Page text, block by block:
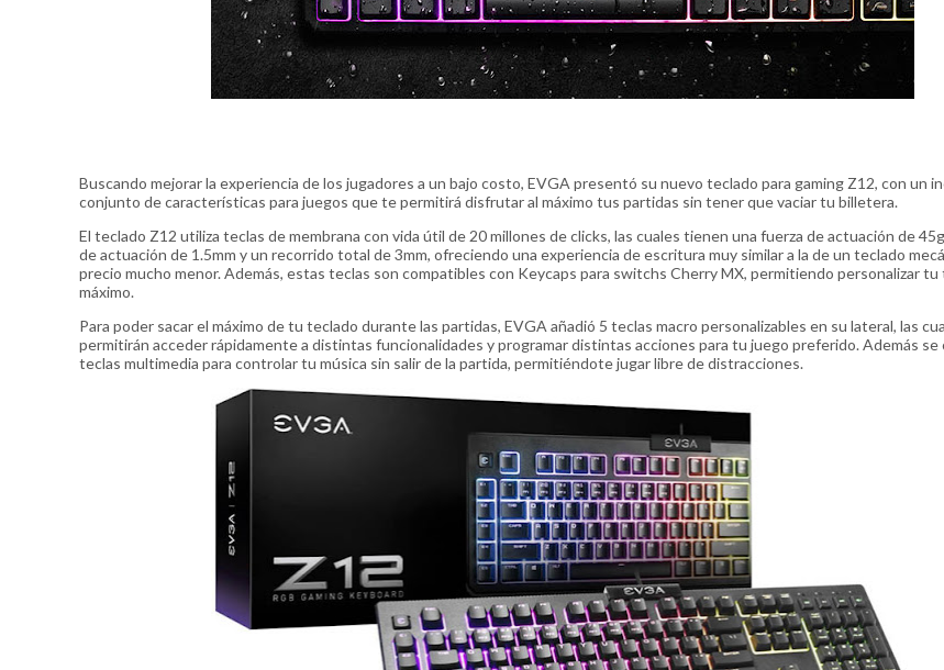
Buscando mejorar la experiencia de los jugadores a un bajo costo, EVGA presentó su nuevo teclado para gaming Z12, con un
conjunto de características para juegos que te permitirá disfrutar al máximo tus partidas sin tener que vaciar tu billetera.
El teclado Z12 utiliza teclas de membrana con vida útil de 20 millones de clicks, las cuales tienen una fuerza de actuación de
de actuación de 1.5mm y un recorrido total de 3mm, ofreciendo una experiencia de escritura muy similar a la de un teclado
precio mucho menor. Además, estas teclas son compatibles con Keycaps para switchs Cherry MX, permitiendo personalizar tu
máximo.
Para poder sacar el máximo de tu teclado durante las partidas, EVGA añadió 5 teclas macro personalizables en su lateral, las
permitirán acceder rápidamente a distintas funcionalidades y programar distintas acciones para tu juego preferido. Además se
teclas multimedia para controlar tu música sin salir de la partida, permitiéndote jugar libre de distracciones.